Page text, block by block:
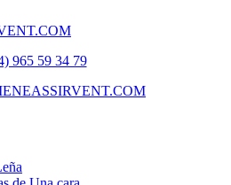
965 59 34 79